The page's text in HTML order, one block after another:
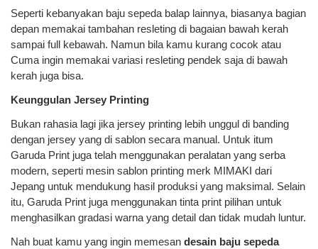
Seperti kebanyakan baju sepeda balap lainnya, biasanya bagian
depan memakai tambahan resleting di bagaian bawah kerah
sampai full kebawah. Namun bila kamu kurang cocok atau
Cuma ingin memakai variasi resleting pendek saja di bawah
kerah juga bisa.
Keunggulan Jersey Printing
Bukan rahasia lagi jika jersey printing lebih unggul di banding
dengan jersey yang di sablon secara manual. Untuk itum
Garuda Print juga telah menggunakan peralatan yang serba
modern, seperti mesin sablon printing merk MIMAKI dari
Jepang untuk mendukung hasil produksi yang maksimal. Selain
itu, Garuda Print juga menggunakan tinta print pilihan untuk
menghasilkan gradasi warna yang detail dan tidak mudah luntur.
Nah buat kamu yang ingin memesan desain baju sepeda